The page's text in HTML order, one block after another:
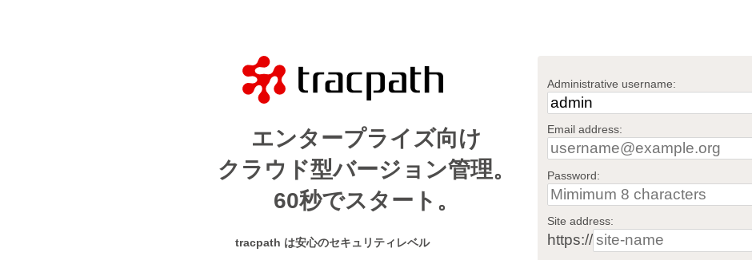
エンタープライズ向け
クラウド型バージョン管理。
60秒でスタート。
tracpath は安心のセキュリティレベル
Administrative username:
Email address:
Password:
Site address:
https://